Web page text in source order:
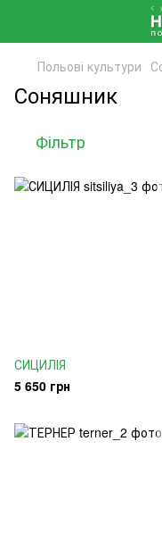
Польові культури
Соняшник
Фільтр
СИЦИЛІЯ
5 650 грн